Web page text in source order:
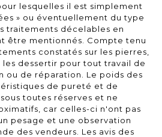
lesquelles il est simplement
» ou éventuellement du type
traitements décelables en
être mentionnés. Compte tenu
constatés sur les pierres,
dessertir pour tout travail de
ou de réparation. Le poids des
de pureté et de
toutes réserves et ne
car celles-ci n'ont pas
pesage et une observation
des vendeurs. Les avis des